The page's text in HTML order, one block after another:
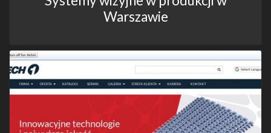
Warszawie